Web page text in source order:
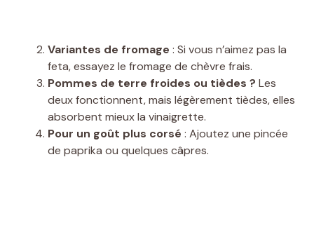
Variantes de fromage : Si vous n’aimez pas la
feta, essayez le fromage de chèvre frais.
Pommes de terre froides ou tièdes ? Les
deux fonctionnent, mais légèrement tièdes, elles
absorbent mieux la vinaigrette.
Pour un goût plus corsé : Ajoutez une pincée
de paprika ou quelques câpres.